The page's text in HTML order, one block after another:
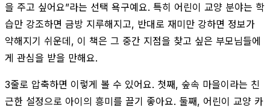
을 주고 싶어요”라는 선택 욕구예요. 특히 어린이 교양 분야는 학
습만 강조하면 금방 지루해지고, 반대로 재미만 강하면 정보가
약해지기 쉬운데, 이 책은 그 중간 지점을 찾고 싶은 부모님들에
게 관심을 받을 만해요.
3줄로 압축하면 이렇게 볼 수 있어요. 첫째, 숲속 마을이라는 친
근한 설정으로 아이의 흥미를 끌기 좋아요. 둘째, 어린이 교양 카